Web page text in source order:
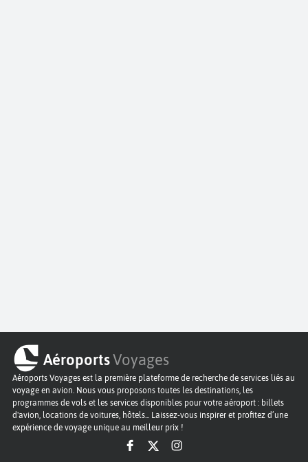
AéroportsVoyages
Aéroports Voyages est la première plateforme de recherche de services liés au
voyage en avion. Nous vous proposons toutes les destinations, les
programmes de vols et les services disponibles pour votre aéroport : billets
d'avion, locations de voitures, hôtels... Laissez-vous inspirer et profitez d’une
expérience de voyage unique au meilleur prix !